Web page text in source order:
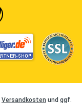
Versandkosten und ggf.